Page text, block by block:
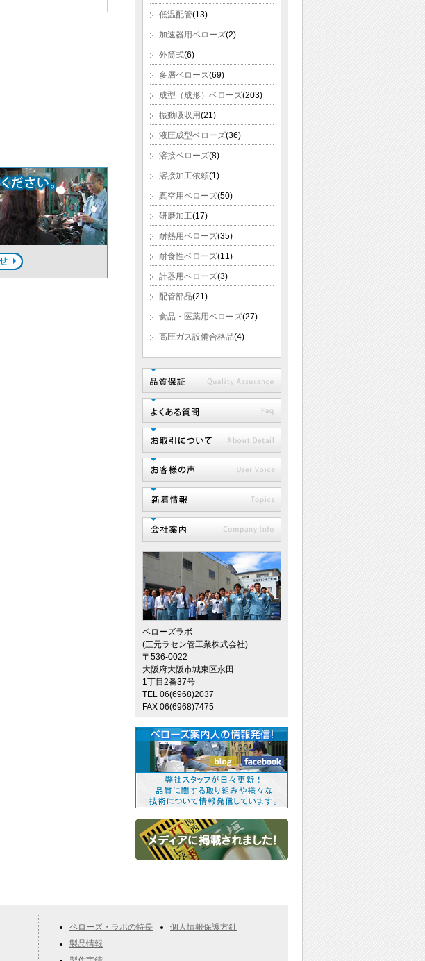
低温配管(13)
加速器用ベローズ(2)
外筒式(6)
多層ベローズ(69)
成型（成形）ベローズ(203)
振動吸収用(21)
液圧成型ベローズ(36)
溶接ベローズ(8)
溶接加工依頼(1)
真空用ベローズ(50)
研磨加工(17)
耐熱用ベローズ(35)
耐食性ベローズ(11)
計器用ベローズ(3)
配管部品(21)
食品・医薬用ベローズ(27)
高圧ガス設備合格品(4)
ベローズラボ
(三元ラセン管工業株式会社)
〒536-0022
大阪府大阪市城東区永田
1丁目2番37号
TEL 06(6968)2037
FAX 06(6968)7475
ベローズ・ラボの特長
製品情報
個人情報保護方針